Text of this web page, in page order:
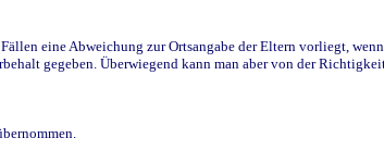
eine Abweichung zur Ortsangabe der Eltern vorliegt,
gegeben. Überwiegend kann man aber von der Richtigkeit